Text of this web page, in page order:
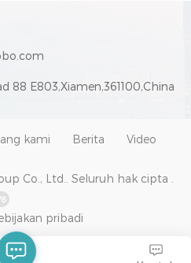
88 E803,Xiamen,361100,China
kami Berita
Video
Co., Ltd.. Seluruh hak cipta .
pribadi